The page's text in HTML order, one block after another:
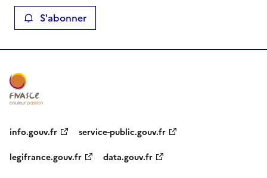
S'abonner
info.gouv.fr
service-public.gouv.fr
legifrance.gouv.fr
data.gouv.fr